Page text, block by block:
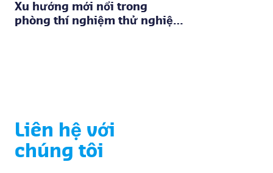
Xu hướng mới nổi trong
phòng thí nghiệm thử nghiệm
Liên hệ với
chúng tôi